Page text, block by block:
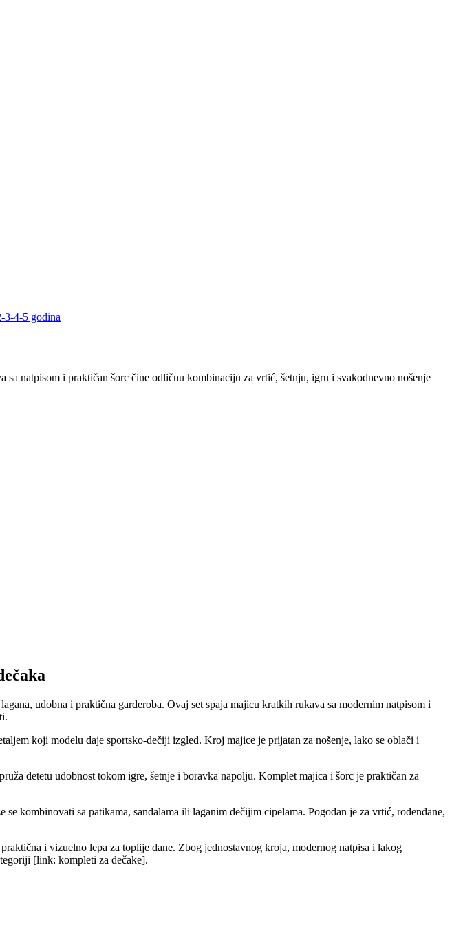
3-4-5 godina
natpisom i praktičan šorc čine odličnu kombinaciju za vrtić, šetnju, igru i svakodnevno nošenje
udobna i praktična garderoba. Ovaj set spaja majicu kratkih rukava sa modernim natpisom i
koji modelu daje sportsko-dečiji izgled. Kroj majice je prijatan za nošenje, lako se oblači i
detetu udobnost tokom igre, šetnje i boravka napolju. Komplet majica i šorc je praktičan za
kombinovati sa patikama, sandalama ili laganim dečijim cipelama. Pogodan je za vrtić, rođendane,
i vizuelno lepa za toplije dane. Zbog jednostavnog kroja, modernog natpisa i lakog
[link: kompleti za dečake].